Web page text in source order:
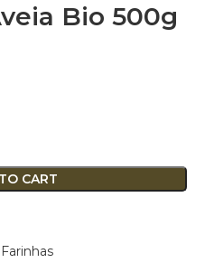
Bio 500g
CART
Farinhas